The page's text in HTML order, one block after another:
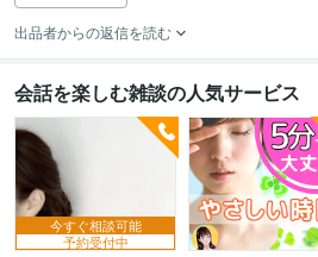
出品者からの返信を読む
会話を楽しむ雑談の人気サービス
今すぐ相談可能
予約受付中